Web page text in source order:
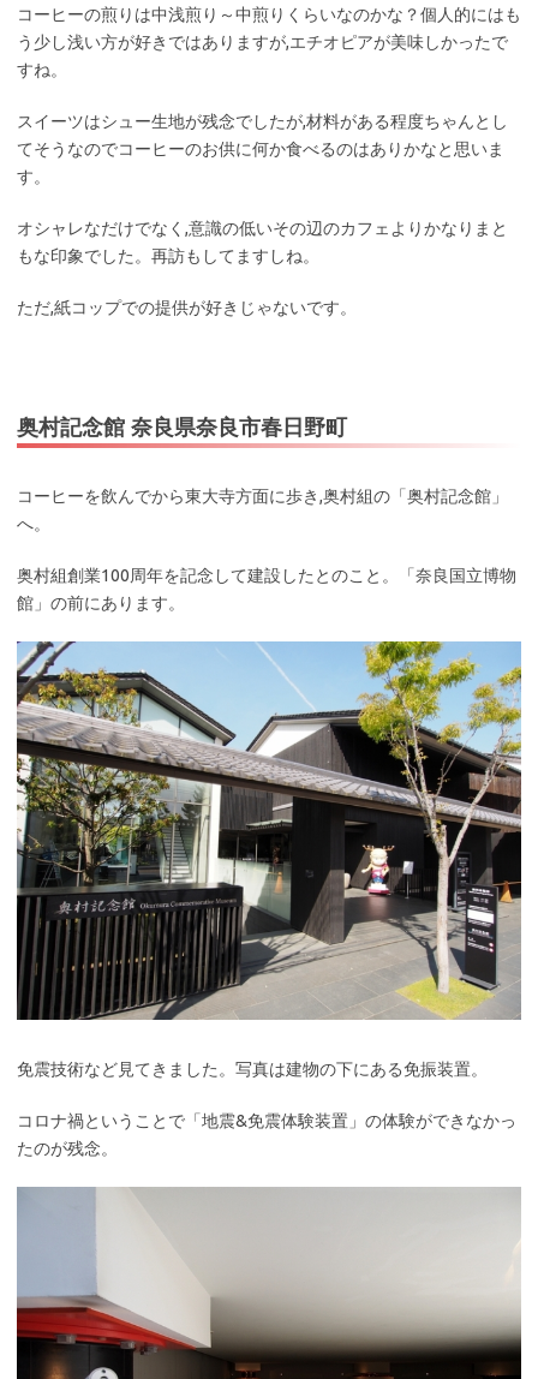
コーヒーの煎りは中浅煎り～中煎りくらいなのかな？個人的にはも
う少し浅い方が好きではありますが,エチオピアが美味しかったで
すね。
スイーツはシュー生地が残念でしたが,材料がある程度ちゃんとし
てそうなのでコーヒーのお供に何か食べるのはありかなと思いま
す。
オシャレなだけでなく,意識の低いその辺のカフェよりかなりまと
もな印象でした。再訪もしてますしね。
ただ,紙コップでの提供が好きじゃないです。
奥村記念館 奈良県奈良市春日野町
コーヒーを飲んでから東大寺方面に歩き,奥村組の「奥村記念館」
へ。
奥村組創業100周年を記念して建設したとのこと。「奈良国立博物
館」の前にあります。
免震技術など見てきました。写真は建物の下にある免振装置。
コロナ禍ということで「地震&免震体験装置」の体験ができなかっ
たのが残念。